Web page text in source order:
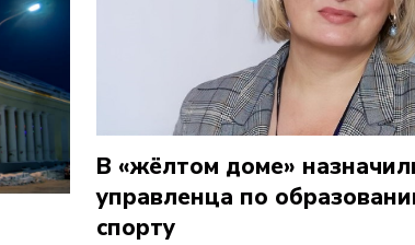
В «жёлтом доме»
управленца по
спорту